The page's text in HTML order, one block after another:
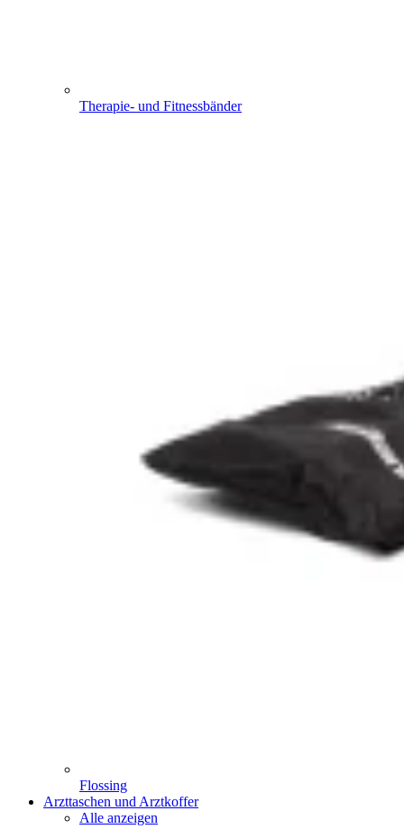
Therapie- und Fitnessbänder
Flossing
Arzttaschen und Arztkoffer
Alle anzeigen